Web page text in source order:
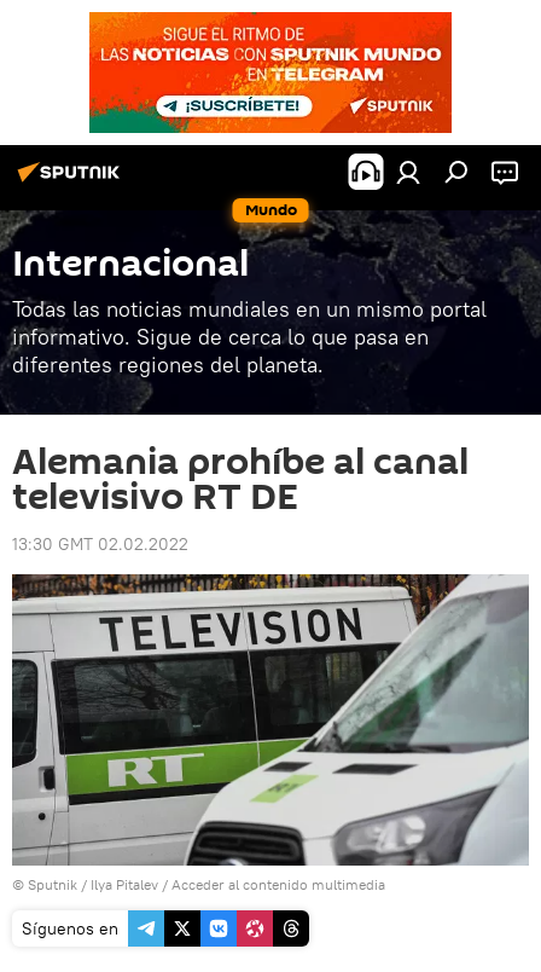
Mundo
Internacional
Todas las noticias mundiales en un mismo portal
informativo. Sigue de cerca lo que pasa en
diferentes regiones del planeta.
Alemania prohíbe al canal
televisivo RT DE
13:30 GMT 02.02.2022
© Sputnik / Ilya Pitalev / Acceder al contenido multimedia
Síguenos en